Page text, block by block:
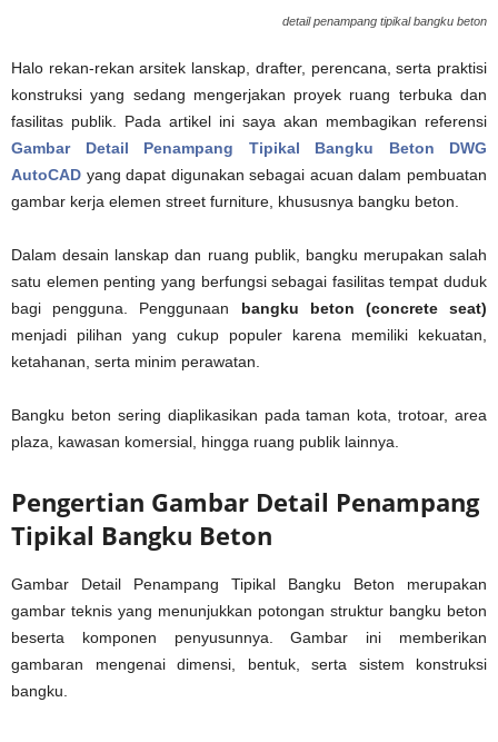
detail penampang tipikal bangku beton
Halo rekan-rekan arsitek lanskap, drafter, perencana, serta praktisi
konstruksi yang sedang mengerjakan proyek ruang terbuka dan
fasilitas publik. Pada artikel ini saya akan membagikan referensi
Gambar Detail Penampang Tipikal Bangku Beton DWG
AutoCAD yang dapat digunakan sebagai acuan dalam pembuatan
gambar kerja elemen street furniture, khususnya bangku beton.
Dalam desain lanskap dan ruang publik, bangku merupakan salah
satu elemen penting yang berfungsi sebagai fasilitas tempat duduk
bagi pengguna. Penggunaan bangku beton (concrete seat)
menjadi pilihan yang cukup populer karena memiliki kekuatan,
ketahanan, serta minim perawatan.
Bangku beton sering diaplikasikan pada taman kota, trotoar, area
plaza, kawasan komersial, hingga ruang publik lainnya.
Pengertian Gambar Detail Penampang
Tipikal Bangku Beton
Gambar Detail Penampang Tipikal Bangku Beton merupakan
gambar teknis yang menunjukkan potongan struktur bangku beton
beserta komponen penyusunnya. Gambar ini memberikan
gambaran mengenai dimensi, bentuk, serta sistem konstruksi
bangku.